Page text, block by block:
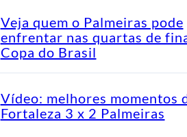
Veja quem o Palmeiras pode
enfrentar nas quartas de
Copa do Brasil
Vídeo: melhores momentos
Fortaleza 3 x 2 Palmeiras